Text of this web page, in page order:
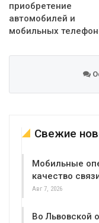
приобретение
автомобилей и
мобильных
Свежие
Мобильные
качество
Авг 7, 2026
Во Львовской